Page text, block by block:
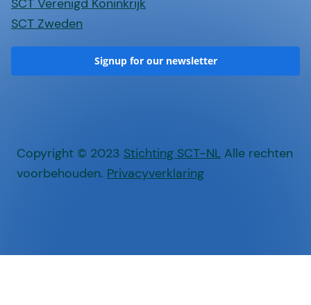
SCT Zweden
Signup for our newsletter
Copyright © 2023 Stichting SCT-NL Alle rechten
voorbehouden. Privacyverklaring